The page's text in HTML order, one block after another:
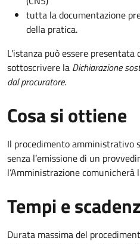
tutta la documentazione
della pratica.
L'istanza può essere
sottoscrivere la Dichiarazione
dal procuratore.
Cosa si ottiene
Il procedimento amministrativo
senza l’emissione di un
l’Amministrazione comunicherà
Tempi e
Durata massima del